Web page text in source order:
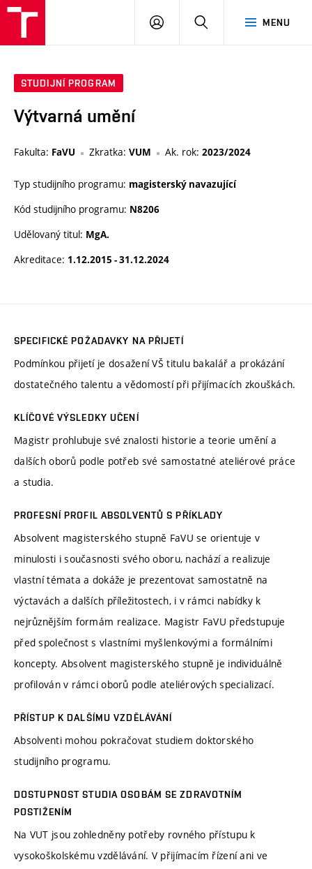
MENU
PŘIHLÁSIT
STUDIJNÍ PROGRAM
Výtvarná umění
Fakulta: FaVU Zkratka: VUM Ak. rok: 2023/2024
Typ studijního programu: magisterský navazující
Kód studijního programu: N8206
Udělovaný titul: MgA.
Akreditace: 1.12.2015 - 31.12.2024
SPECIFICKÉ POŽADAVKY NA PŘIJETÍ
Podmínkou přijetí je dosažení VŠ titulu bakalář a prokázání
dostatečného talentu a vědomostí při přijímacích zkouškách.
KLÍČOVÉ VÝSLEDKY UČENÍ
Magistr prohlubuje své znalosti historie a teorie umění a
dalších oborů podle potřeb své samostatné ateliérové práce
a studia.
PROFESNÍ PROFIL ABSOLVENTŮ S PŘÍKLADY
Absolvent magisterského stupně FaVU se orientuje v
minulosti i současnosti svého oboru, nachází a realizuje
vlastní témata a dokáže je prezentovat samostatně na
výctavách a dalších příležitostech, i v rámci nabídky k
nejrůznějším formám realizace. Magistr FaVU předstupuje
před společnost s vlastními myšlenkovými a formálními
koncepty. Absolvent magisterského stupně je individuálně
profilován v rámci oborů podle ateliérových specializací.
PŘÍSTUP K DALŠÍMU VZDĚLÁVÁNÍ
Absolventi mohou pokračovat studiem doktorského
studijního programu.
DOSTUPNOST STUDIA OSOBÁM SE ZDRAVOTNÍM
POSTIŽENÍM
Na VUT jsou zohledněny potřeby rovného přístupu k
vysokoškolskému vzdělávání. V přijímacím řízení ani ve